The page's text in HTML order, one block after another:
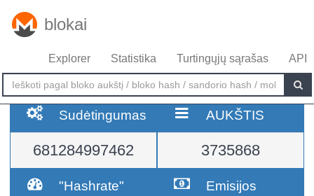
blokai
Explorer Statistika Turtingųjų sąrašas API
Sudėtingumas
681284997462
AUKŠTIS
3735868
"Hashrate" Emisijos